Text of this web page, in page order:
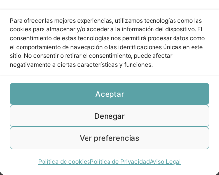
Para ofrecer las mejores experiencias, utilizamos tecnologías como las
cookies para almacenar y/o acceder a la información del dispositivo. El
consentimiento de estas tecnologías nos permitirá procesar datos como
el comportamiento de navegación o las identificaciones únicas en este
sitio. No consentir o retirar el consentimiento, puede afectar
negativamente a ciertas características y funciones.
Aceptar
Denegar
Ver preferencias
Política de cookiesPolítica de PrivacidadAviso Legal